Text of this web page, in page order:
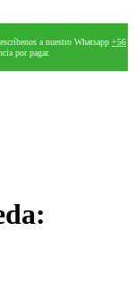
a nuestro Whatsapp +56
por pagar.